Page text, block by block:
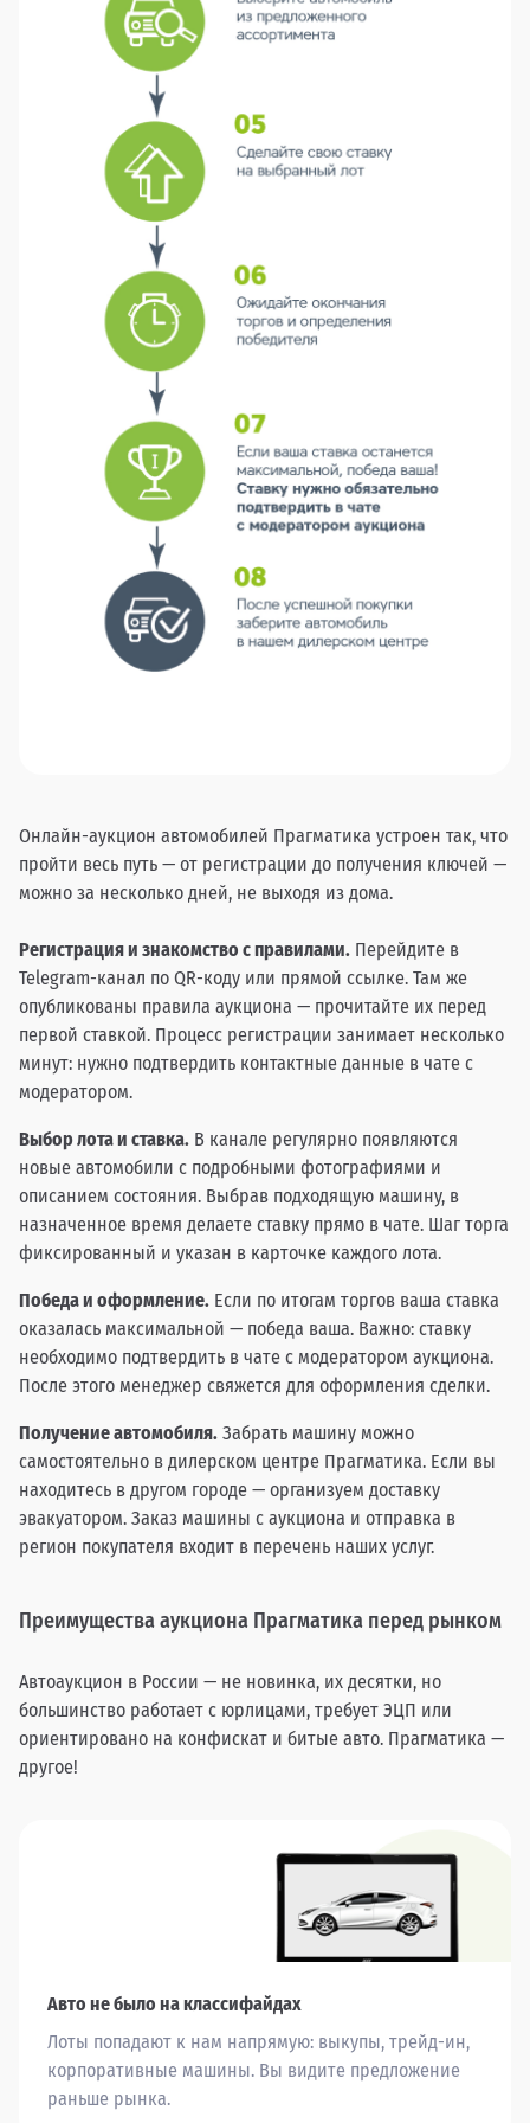
Онлайн-аукцион автомобилей Прагматика устроен так, что
пройти весь путь — от регистрации до получения ключей —
можно за несколько дней, не выходя из дома.
Регистрация и знакомство с правилами. Перейдите в
Telegram-канал по QR-коду или прямой ссылке. Там же
опубликованы правила аукциона — прочитайте их перед
первой ставкой. Процесс регистрации занимает несколько
минут: нужно подтвердить контактные данные в чате с
модератором.
Выбор лота и ставка. В канале регулярно появляются
новые автомобили с подробными фотографиями и
описанием состояния. Выбрав подходящую машину, в
назначенное время делаете ставку прямо в чате. Шаг торга
фиксированный и указан в карточке каждого лота.
Победа и оформление. Если по итогам торгов ваша ставка
оказалась максимальной — победа ваша. Важно: ставку
необходимо подтвердить в чате с модератором аукциона.
После этого менеджер свяжется для оформления сделки.
Получение автомобиля. Забрать машину можно
самостоятельно в дилерском центре Прагматика. Если вы
находитесь в другом городе — организуем доставку
эвакуатором. Заказ машины с аукциона и отправка в
регион покупателя входит в перечень наших услуг.
Преимущества аукциона Прагматика перед рынком
Автоаукцион в России — не новинка, их десятки, но
большинство работает с юрлицами, требует ЭЦП или
ориентировано на конфискат и битые авто. Прагматика —
другое!
Авто не было на классифайдах
Лоты попадают к нам напрямую: выкупы, трейд-ин,
корпоративные машины. Вы видите предложение
раньше рынка.